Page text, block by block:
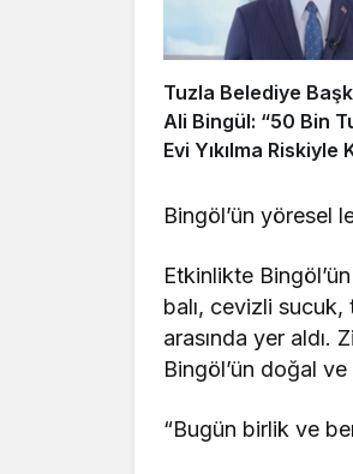
Tuzla Belediye
Ali Bingül: “50 Bin
Evi Yıkılma Riskiyle
Bingöl’ün yöresel
Etkinlikte
balı, cevizli
arasında yer aldı.
Bingöl’ün doğal
“Bugün birlik ve